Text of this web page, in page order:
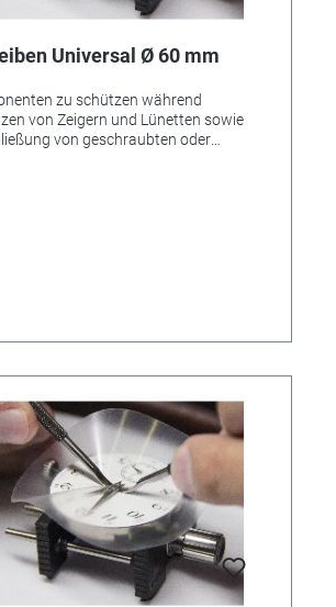
Universal Ø 60 mm
zu schützen während
von Zeigern und Lünetten sowie
von geschraubten oder